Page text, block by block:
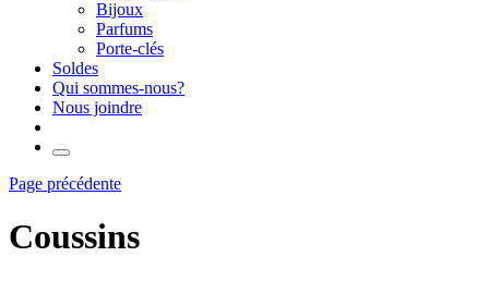
Bijoux
Parfums
Porte-clés
Soldes
Qui sommes-nous?
Nous joindre
Page précédente
Coussins